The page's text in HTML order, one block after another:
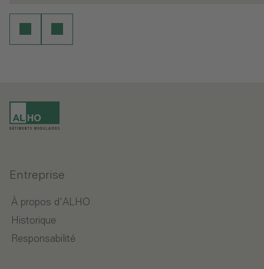
Entreprise
À propos d'ALHO
Historique
Responsabilité